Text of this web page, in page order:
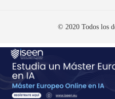
© 2020 Todos los